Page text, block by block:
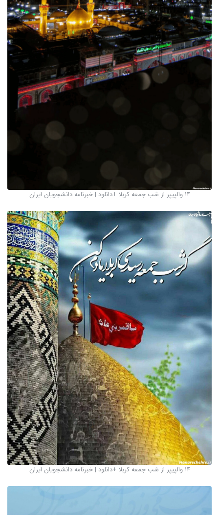
۱۴ والپیپر از شب جمعه کربلا +دانلود | خبرنامه دانشجویان ایران
۱۴ والپیپر از شب جمعه کربلا +دانلود | خبرنامه دانشجویان ایران